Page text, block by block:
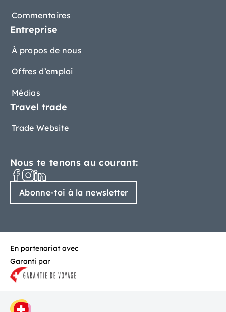
Commentaires
Entreprise
À propos de nous
Offres d’emploi
Médias
Travel trade
Trade Website
Nous te tenons au courant:
Abonne-toi à la newsletter
En partenariat avec
Garanti par